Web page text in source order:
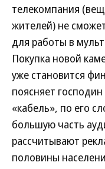
телекомпания
жителей) не
для работы в
Покупка новой
уже становится
поясняет
«кабель», по его
большую часть
рассчитывают
половины